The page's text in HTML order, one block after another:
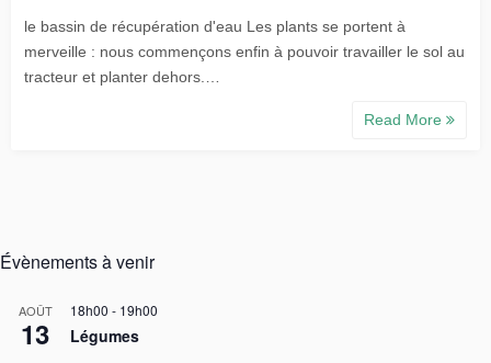
le bassin de récupération d'eau Les plants se portent à
merveille : nous commençons enfin à pouvoir travailler le sol au
tracteur et planter dehors.…
Read More
Évènements à venir
AOÛT
13
18h00 - 19h00
Légumes